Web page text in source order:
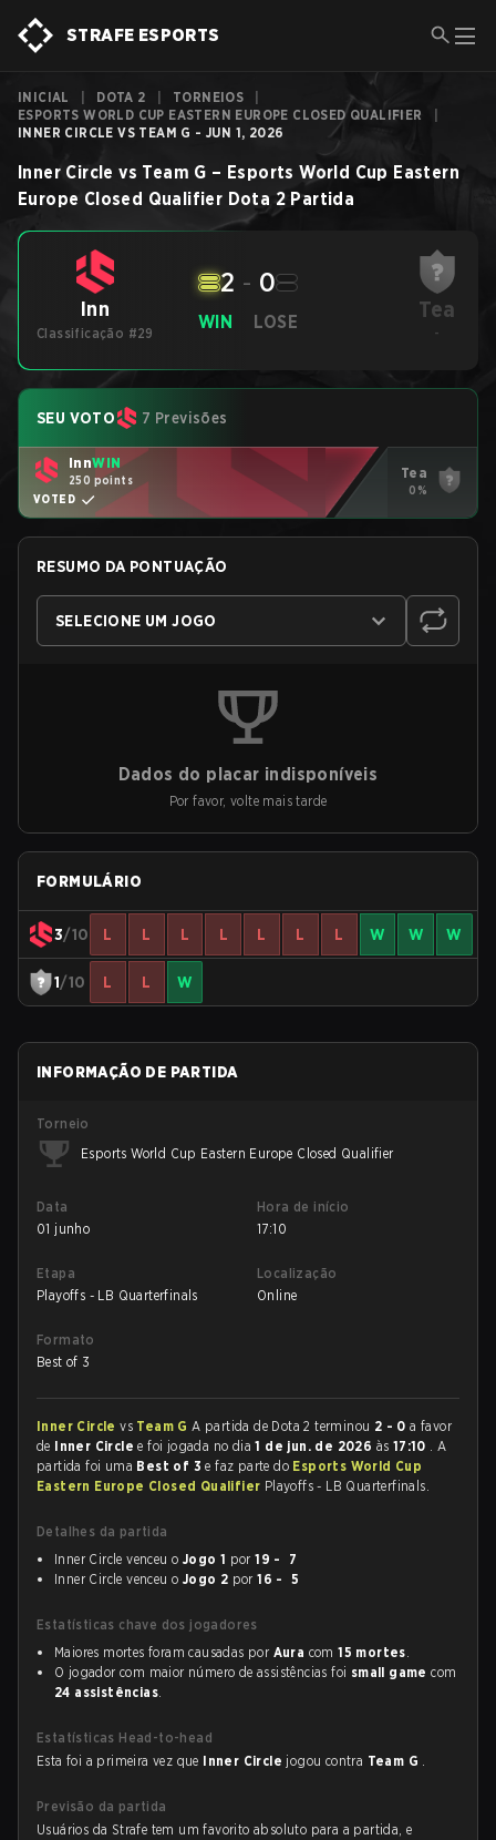
STRAFE ESPORTS
INICIAL DOTA 2 TORNEIOS
ESPORTS WORLD CUP EASTERN EUROPE CLOSED QUALIFIER
INNER CIRCLE VS TEAM G - JUN 1, 2026
Inner Circle vs Team G – Esports World Cup Eastern
Europe Closed Qualifier Dota 2 Partida
Inn
Classificação #29
WIN
2 - 0
LOSE Tea
-
SEU VOTO 7 Previsões
InnWIN
250 points
VOTED
Tea
0%
RESUMO DA PONTUAÇÃO
SELECIONE UM JOGO
Dados do placar indisponíveis
Por favor, volte mais tarde
FORMULÁRIO
3/10 L L L L L L L W W W
1/10 L L W
INFORMAÇÃO DE PARTIDA
Torneio
Esports World Cup Eastern Europe Closed Qualifier
Data
01 junho
Hora de início
17:10
Etapa
Playoffs - LB Quarterfinals
Localização
Online
Formato
Best of 3
Inner Circlevs Team GA partida de Dota 2 terminou 2 - 0 a favor
de Inner Circlee foi jogada no dia1 de jun. de 2026 às 17:10 . A
partida foi uma Best of 3e faz parte do Esports World Cup
Eastern Europe Closed Qualifier Playoffs - LB Quarterfinals.
Detalhes da partida
Inner Circle venceu o Jogo 1 por19 - 7
Inner Circle venceu o Jogo 2 por16 - 5
Estatísticas chave dos jogadores
Maiores mortes foram causadas por Aura com15 mortes.
O jogador com maior número de assistências foi small game com
24 assistências.
Estatísticas Head-to-head
Esta foi a primeira vez que Inner Circle jogou contra Team G .
Previsão da partida
Usuários da Strafe tem um favorito absoluto para a partida, e